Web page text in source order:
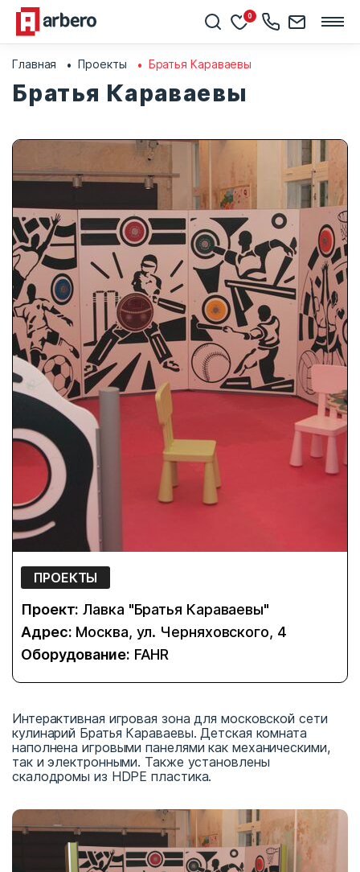
0
Главная Проекты Братья Караваевы
Братья Караваевы
ПРОЕКТЫ
Проект: Лавка "Братья Караваевы"
Адрес: Москва, ул. Черняховского, 4
Оборудование: FAHR
Интерактивная игровая зона для московской сети
кулинарий Братья Караваевы. Детская комната
наполнена игровыми панелями как механическими,
так и электронными. Также установлены
скалодромы из HDPE пластика.